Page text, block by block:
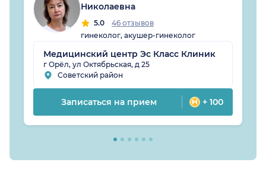
Николаевна
5.0
46 отзывов
гинеколог, акушер-гинеколог
Медицинский центр Эс Класс Клиник
г Орёл, ул Октябрьская, д 25
Советский район
Записаться на прием + 100